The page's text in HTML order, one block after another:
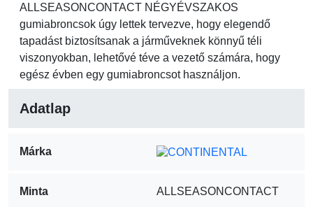
ALLSEASONCONTACT NÉGYÉVSZAKOS
gumiabroncsok úgy lettek tervezve, hogy elegendő
tapadást biztosítsanak a járműveknek könnyű téli
viszonyokban, lehetővé téve a vezető számára, hogy
egész évben egy gumiabroncsot használjon.
Adatlap
Márka
Minta ALLSEASONCONTACT